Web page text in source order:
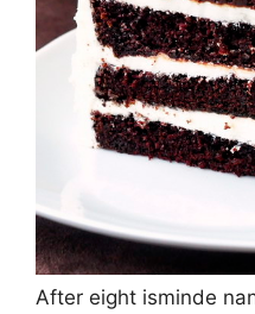
After eight isminde